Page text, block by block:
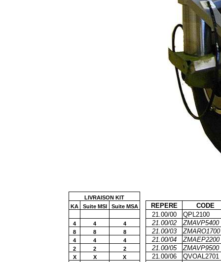
LIVRAISON KIT
KA
Suite MSI Suite MSA REPERE
CODE
21.00/00
QPL2100
4 4 4 21.00/02 ZMAVP5400
8 8 8 21.00/03 ZMARO1700
4 4 4 21.00/04 ZMAEP2200
2 2 2 21.00/05 ZMAVP9500
X X X 21.00/06 QVOAL2701